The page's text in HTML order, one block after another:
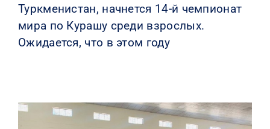
Туркменистан, начнется 14-й чемпионат
мира по Курашу среди взрослых.
Ожидается, что в этом году